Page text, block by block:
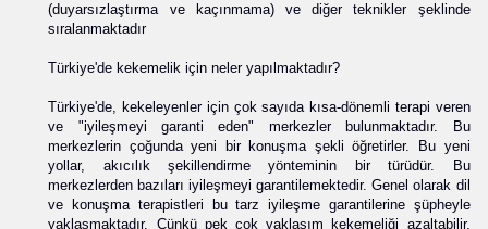
(duyarsızlaştırma ve kaçınmama) ve diğer teknikler şeklinde
sıralanmaktadır
Türkiye'de kekemelik için neler yapılmaktadır?
Türkiye'de, kekeleyenler için çok sayıda kısa-dönemli terapi veren
ve "iyileşmeyi garanti eden" merkezler bulunmaktadır. Bu
merkezlerin çoğunda yeni bir konuşma şekli öğretirler. Bu yeni
yollar, akıcılık şekillendirme yönteminin bir türüdür. Bu
merkezlerden bazıları iyileşmeyi garantilemektedir. Genel olarak dil
ve konuşma terapistleri bu tarz iyileşme garantilerine şüpheyle
yaklaşmaktadır. Çünkü pek çok yaklaşım kekemeliği azaltabilir,